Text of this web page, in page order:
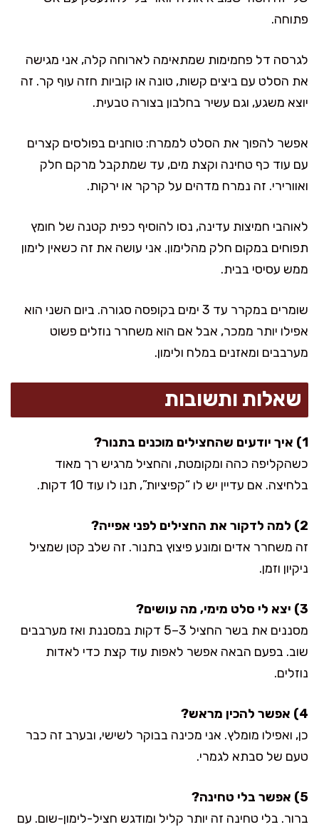
פתוחה.
לגרסה דל פחמימות שמתאימה לארוחה קלה, אני מגישה
את הסלט עם ביצים קשות, טונה או קוביות חזה עוף קר. זה
יוצא משגע, וגם עשיר בחלבון בצורה טבעית.
אפשר להפוך את הסלט לממרח: טוחנים בפולסים קצרים
עם עוד כף טחינה וקצת מים, עד שמתקבל מרקם חלק
ואוורירי. זה נמרח מדהים על קרקר או ירקות.
לאוהבי חמיצות עדינה, נסו להוסיף כפית קטנה של חומץ
תפוחים במקום חלק מהלימון. אני עושה את זה כשאין לימון
ממש עסיסי בבית.
שומרים במקרר עד 3 ימים בקופסה סגורה. ביום השני הוא
אפילו יותר ממכר, אבל אם הוא משחרר נוזלים פשוט
מערבבים ומאזנים במלח ולימון.
שאלות ותשובות
1) איך יודעים שהחצילים מוכנים בתנור?
כשהקליפה כהה ומקומטת, והחציל מרגיש רך מאוד
בלחיצה. אם עדיין יש לו “קפיציות”, תנו לו עוד 10 דקות.
2) למה לדקור את החצילים לפני אפייה?
זה משחרר אדים ומונע פיצוץ בתנור. זה שלב קטן שמציל
ניקיון וזמן.
3) יצא לי סלט מימי, מה עושים?
מסננים את בשר החציל 3–5 דקות במסננת ואז מערבבים
שוב. בפעם הבאה אפשר לאפות עוד קצת כדי לאדות
נוזלים.
4) אפשר להכין מראש?
כן, ואפילו מומלץ. אני מכינה בבוקר לשישי, ובערב זה כבר
טעם של סבתא לגמרי.
5) אפשר בלי טחינה?
ברור. בלי טחינה זה יותר קליל ומודגש חציל-לימון-שום. עם